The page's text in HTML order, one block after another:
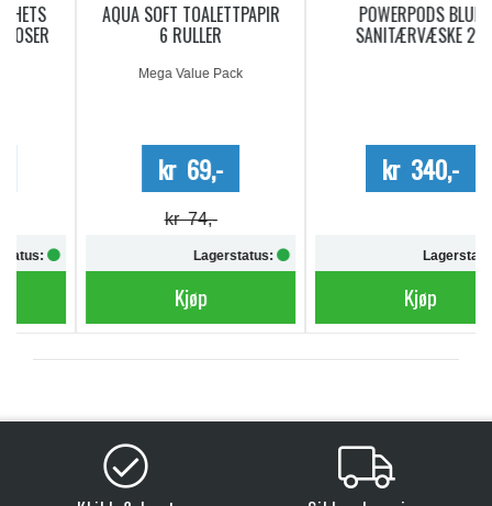
AQUA SOFT TOALETTPAPIR
6 RULLER
Mega Value Pack
kr 69,-
Lagerstatus:
POWERPODS BLUE
SANITÆRVÆSKE 20
kr 340,-
Lagerstatus: